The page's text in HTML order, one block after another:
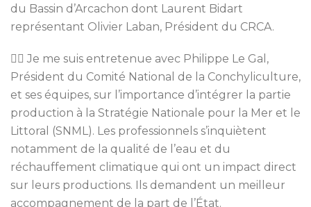
du Bassin d’Arcachon dont Laurent Bidart
représentant Olivier Laban, Président du CRCA.
👉🏻 Je me suis entretenue avec Philippe Le Gal,
Président du Comité National de la Conchyliculture,
et ses équipes, sur l’importance d’intégrer la partie
production à la Stratégie Nationale pour la Mer et le
Littoral (SNML). Les professionnels s’inquiètent
notamment de la qualité de l’eau et du
réchauffement climatique qui ont un impact direct
sur leurs productions. Ils demandent un meilleur
accompagnement de la part de l’État.